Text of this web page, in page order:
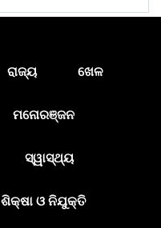
ରାଜ୍ୟ ଖେଳ
ମନୋରଞ୍ଜନ
ସ୍ୱାସ୍ଥ୍ୟ
ଶିକ୍ଷା ଓ ନିଯୁକ୍ତି